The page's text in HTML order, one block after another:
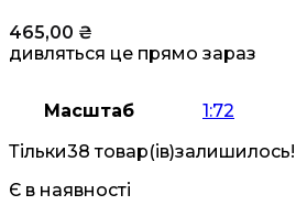
465,00 ₴
дивляться це прямо зараз
Масштаб
1:72
Тільки38 товар(ів)залишилось!
Є в наявності